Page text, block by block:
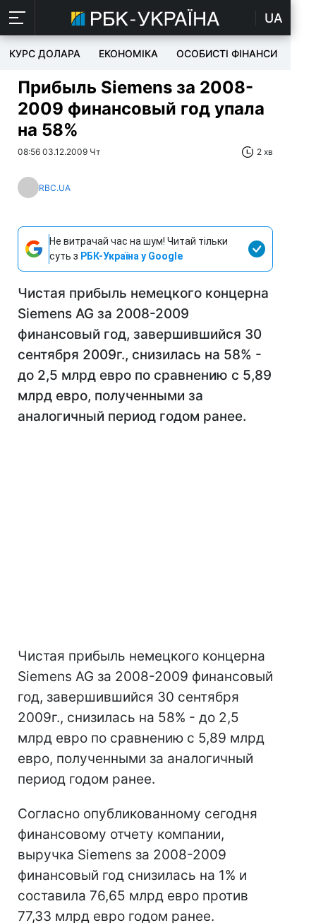
UA
КУРС ДОЛАРА ЕКОНОМІКА ОСОБИСТІ ФІНАНСИ
Прибыль Siemens за 2008-
2009 финансовый год упала
на 58%
08:56 03.12.2009 Чт 2 хв
RBC.UA
Не витрачай час на шум! Читай тільки
суть з РБК-Україна у Google
Чистая прибыль немецкого концерна
Siemens AG за 2008-2009
финансовый год, завершившийся 30
сентября 2009г., снизилась на 58% -
до 2,5 млрд евро по сравнению с 5,89
млрд евро, полученными за
аналогичный период годом ранее.
Чистая прибыль немецкого концерна
Siemens AG за 2008-2009 финансовый
год, завершившийся 30 сентября
2009г., снизилась на 58% - до 2,5
млрд евро по сравнению с 5,89 млрд
евро, полученными за аналогичный
период годом ранее.
Согласно опубликованному сегодня
финансовому отчету компании,
выручка Siemens за 2008-2009
финансовый год снизилась на 1% и
составила 76,65 млрд евро против
77,33 млрд евро годом ранее.